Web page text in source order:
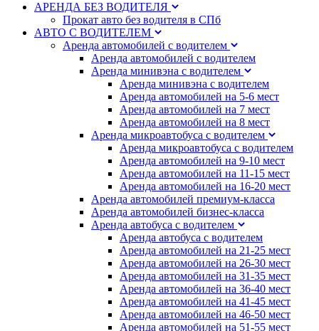
АРЕНДА БЕЗ ВОДИТЕЛЯ
Прокат авто без водителя в СПб
АВТО С ВОДИТЕЛЕМ
Аренда автомобилей с водителем
Аренда автомобилей с водителем
Аренда минивэна с водителем
Аренда минивэна с водителем
Аренда автомобилей на 5-6 мест
Аренда автомобилей на 7 мест
Аренда автомобилей на 8 мест
Аренда микроавтобуса с водителем
Аренда микроавтобуса с водителем
Аренда автомобилей на 9-10 мест
Аренда автомобилей на 11-15 мест
Аренда автомобилей на 16-20 мест
Аренда автомобилей премиум-класса
Аренда автомобилей бизнес-класса
Аренда автобуса с водителем
Аренда автобуса с водителем
Аренда автомобилей на 21-25 мест
Аренда автомобилей на 26-30 мест
Аренда автомобилей на 31-35 мест
Аренда автомобилей на 36-40 мест
Аренда автомобилей на 41-45 мест
Аренда автомобилей на 46-50 мест
Аренда автомобилей на 51-55 мест